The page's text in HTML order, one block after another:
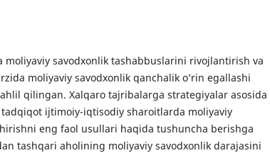
moliyaviy savodxonlik tashabbuslarini rivojlantirish va
moliyaviy savodxonlik qanchalik o’rin egallashi
qilingan. Xalqaro tajribalarga strategiyalar asosida
ijtimoiy-iqtisodiy sharoitlarda moliyaviy
eng faol usullari haqida tushuncha berishga
tashqari aholining moliyaviy savodxonlik darajasini